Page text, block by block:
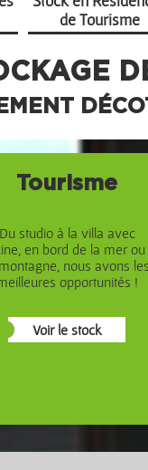
de Tourisme
Tourisme
Du studio à la villa avec
en bord de la mer ou
nous avons
opportunités !
Voir le stock